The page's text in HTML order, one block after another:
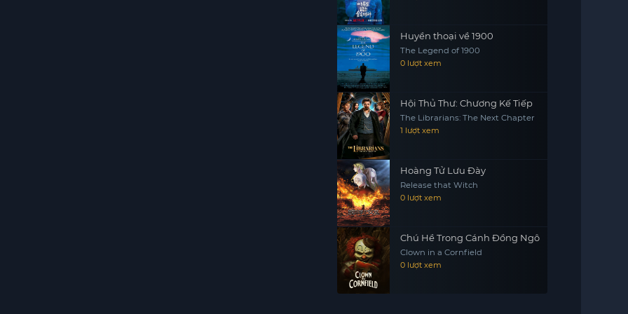
Huyền thoại về 1900
The Legend of 1900
0 lượt xem
Hội Thủ Thư: Chương Kế Tiếp
The Librarians: The Next Chapter
1 lượt xem
Hoàng Tử Lưu Đày
Release that Witch
0 lượt xem
Chú Hề Trong Cánh Đồng Ngô
Clown in a Cornfield
0 lượt xem